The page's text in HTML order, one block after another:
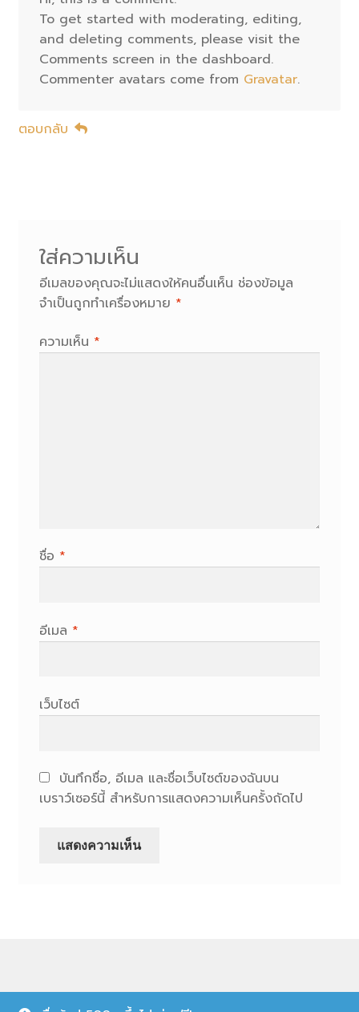
To get started with moderating, editing,
and deleting comments, please visit the
Comments screen in the dashboard.
Commenter avatars come from Gravatar.
ตอบกลับ
ใส่ความเห็น
อีเมลของคุณจะไม่แสดงให้คนอื่นเห็น ช่องข้อมูล
จำเป็นถูกทำเครื่องหมาย *
ความเห็น *
ชื่อ *
อีเมล *
เว็บไซต์
บันทึกชื่อ, อีเมล และชื่อเว็บไซต์ของฉันบน
เบราว์เซอร์นี้ สำหรับการแสดงความเห็นครั้งถัดไป
© Nongchat Makeup 2026